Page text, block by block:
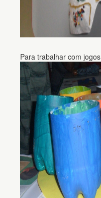
Para trabalhar com jogos